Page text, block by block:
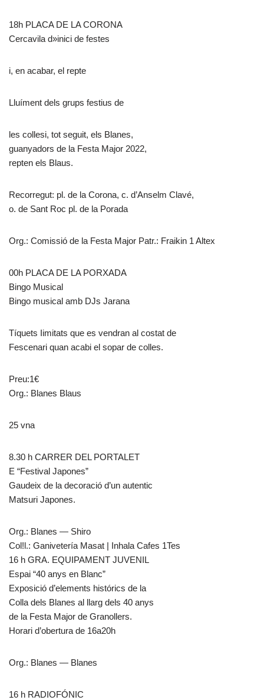
18h PLACA DE LA CORONA
Cercavila d»inici de festes
i, en acabar, el repte
Lluíment dels grups festius de
les collesi, tot seguit, els Blanes,
guanyadors de la Festa Major 2022,
repten els Blaus.
Recorregut: pl. de la Corona, c. d’Anselm Clavé,
o. de Sant Roc pl. de la Porada
Org.: Comissió de la Festa Major Patr.: Fraikin 1 Altex
00h PLACA DE LA PORXADA
Bingo Musical
Bingo musical amb DJs Jarana
Tíquets Iimitats que es vendran al costat de
Fescenari quan acabi el sopar de colles.
Preu:1€
Org.: Blanes Blaus
25 vna
8.30 h CARRER DEL PORTALET
E “Festival Japones”
Gaudeix de la decoració d’un autentic
Matsuri Japones.
Org.: Blanes — Shiro
Col!l.: Ganivetería Masat | Inhala Cafes 1Tes
16 h GRA. EQUIPAMENT JUVENIL
Espai “40 anys en Blanc”
Exposició d’elements histórics de la
Colla dels Blanes al llarg dels 40 anys
de la Festa Major de Granollers.
Horari d’obertura de 16a20h
Org.: Blanes — Blanes
16 h RADIOFÓNIC